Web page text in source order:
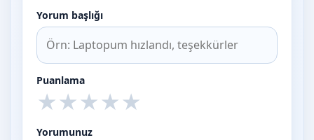
Yorum başlığı
Puanlama
★
★
★
★
★
Yorumunuz